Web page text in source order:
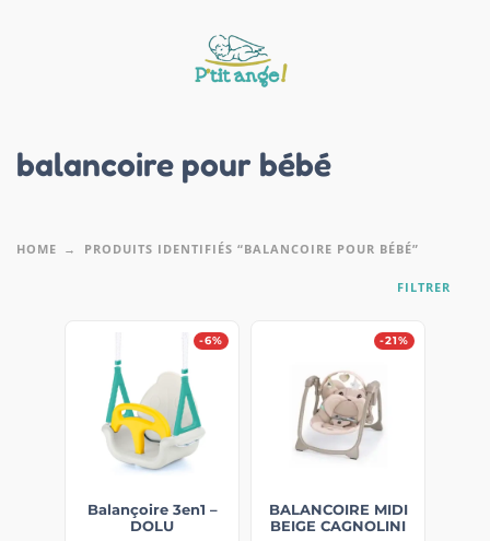
balancoire pour bébé
HOME PRODUITS IDENTIFIÉS “BALANCOIRE POUR BÉBÉ”
FILTRER
-6%
Balançoire 3en1 –
DOLU
-21%
BALANCOIRE MIDI
BEIGE CAGNOLINI